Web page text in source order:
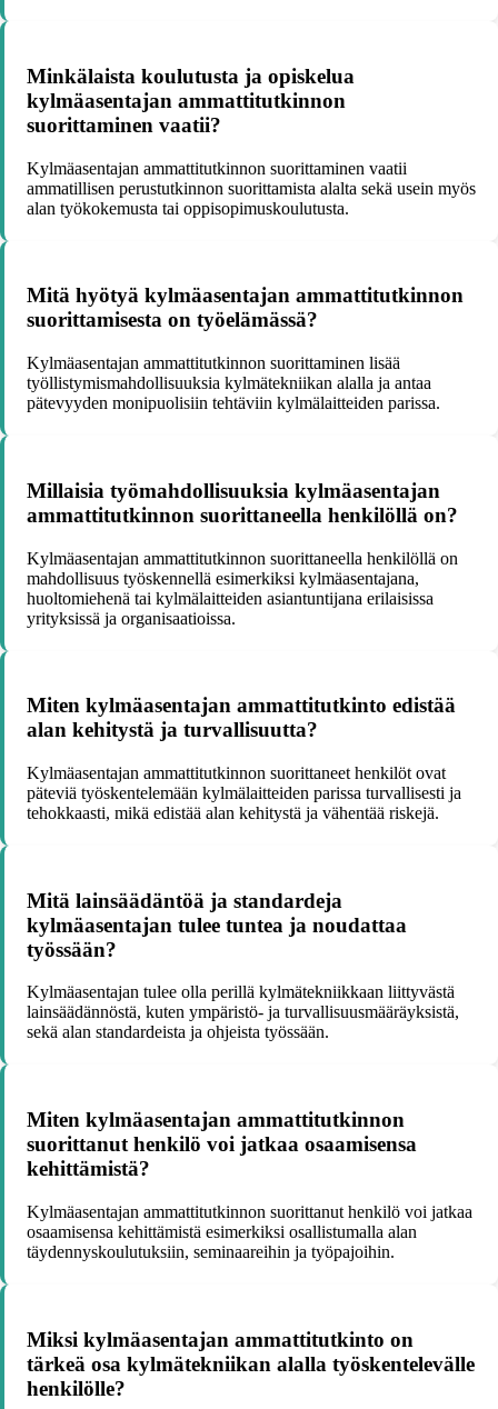
Minkälaista koulutusta ja opiskelua
kylmäasentajan ammattitutkinnon
suorittaminen vaatii?
Kylmäasentajan ammattitutkinnon suorittaminen vaatii
ammatillisen perustutkinnon suorittamista alalta sekä usein myös
alan työkokemusta tai oppisopimuskoulutusta.
Mitä hyötyä kylmäasentajan ammattitutkinnon
suorittamisesta on työelämässä?
Kylmäasentajan ammattitutkinnon suorittaminen lisää
työllistymismahdollisuuksia kylmätekniikan alalla ja antaa
pätevyyden monipuolisiin tehtäviin kylmälaitteiden parissa.
Millaisia työmahdollisuuksia kylmäasentajan
ammattitutkinnon suorittaneella henkilöllä on?
Kylmäasentajan ammattitutkinnon suorittaneella henkilöllä on
mahdollisuus työskennellä esimerkiksi kylmäasentajana,
huoltomiehenä tai kylmälaitteiden asiantuntijana erilaisissa
yrityksissä ja organisaatioissa.
Miten kylmäasentajan ammattitutkinto edistää
alan kehitystä ja turvallisuutta?
Kylmäasentajan ammattitutkinnon suorittaneet henkilöt ovat
päteviä työskentelemään kylmälaitteiden parissa turvallisesti ja
tehokkaasti, mikä edistää alan kehitystä ja vähentää riskejä.
Mitä lainsäädäntöä ja standardeja
kylmäasentajan tulee tuntea ja noudattaa
työssään?
Kylmäasentajan tulee olla perillä kylmätekniikkaan liittyvästä
lainsäädännöstä, kuten ympäristö- ja turvallisuusmääräyksistä,
sekä alan standardeista ja ohjeista työssään.
Miten kylmäasentajan ammattitutkinnon
suorittanut henkilö voi jatkaa osaamisensa
kehittämistä?
Kylmäasentajan ammattitutkinnon suorittanut henkilö voi jatkaa
osaamisensa kehittämistä esimerkiksi osallistumalla alan
täydennyskoulutuksiin, seminaareihin ja työpajoihin.
Miksi kylmäasentajan ammattitutkinto on
tärkeä osa kylmätekniikan alalla työskentelevälle
henkilölle?